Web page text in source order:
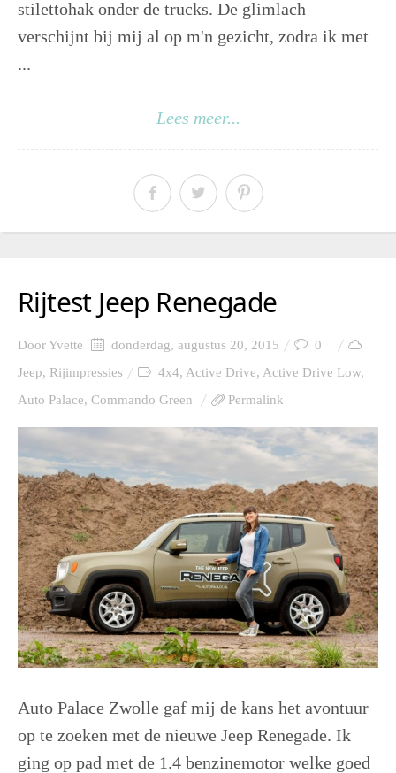
stilettohak onder de trucks. De glimlach
verschijnt bij mij al op m'n gezicht, zodra ik met
...
Lees meer...
Rijtest Jeep Renegade
DoorYvette donderdag, augustus 20, 2015
0
Jeep, Rijimpressies 4x4, Active Drive, Active Drive Low,
Auto Palace, Commando Green Permalink
Auto Palace Zwolle gaf mij de kans het avontuur
op te zoeken met de nieuwe Jeep Renegade. Ik
ging op pad met de 1.4 benzinemotor welke goed